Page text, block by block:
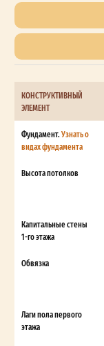
КОНСТРУКТИВНЫЙ
ЭЛЕМЕНТ
Фундамент.Узнать о
видах фундамента
Высота потолков
Капитальные стены
1-го этажа
Обвязка
Лаги пола первого
этажа